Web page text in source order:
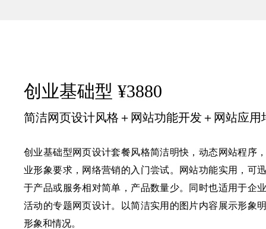
创业基础型 ¥3880
简洁网页设计风格＋网站功能开发＋网站应用
创业基础型网页设计套餐风格简洁明快，动态网站程序
业形象要求，网络营销的入门尝试。网站功能实用，可
于产品或服务相对简单，产品数量少。同时也适用于企
活动的专题网页设计。以简洁实用的图片内容展示形象
形象和情况。